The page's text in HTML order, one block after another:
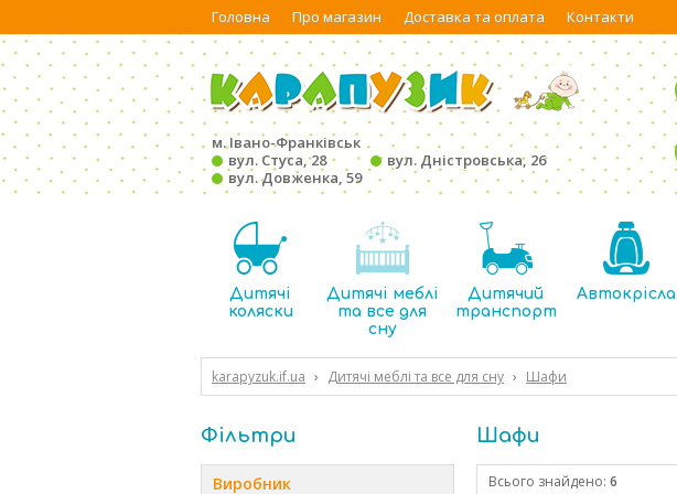
Головна Про магазин Доставка та оплата Контакти
м. Івано-Франківськ
вул. Стуса, 28
вул. Дністровська, 26
вул. Довженка, 59
Дитячі
коляски
Дитячі меблі
та все для
сну
Дитячий
транспорт
Автокрісла
karapyzuk.if.ua › Дитячі меблі та все для сну › Шафи
Фільтри
Виробник
Шафи
Всього знайдено: 6